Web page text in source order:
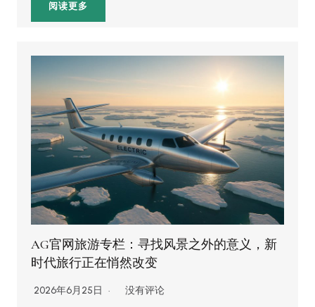
阅读更多
AG官网旅游专栏：寻找风景之外的意义，新
时代旅行正在悄然改变
2026年6月25日 没有评论